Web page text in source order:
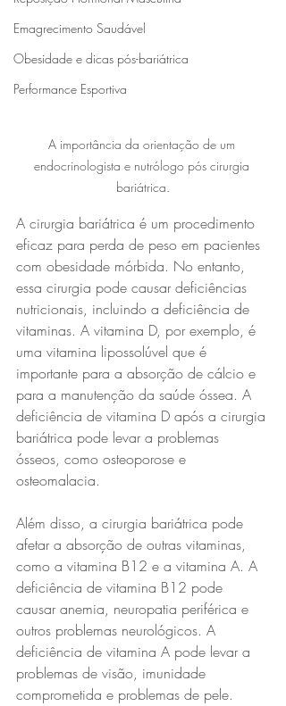
Emagrecimento Saudável
Obesidade e dicas pós-bariátrica
Performance Esportiva
A importância da orientação de um
endocrinologista e nutrólogo pós cirurgia
bariátrica.
A cirurgia bariátrica é um procedimento
eficaz para perda de peso em pacientes
com obesidade mórbida. No entanto,
essa cirurgia pode causar deficiências
nutricionais, incluindo a deficiência de
vitaminas. A vitamina D, por exemplo, é
uma vitamina lipossolúvel que é
importante para a absorção de cálcio e
para a manutenção da saúde óssea. A
deficiência de vitamina D após a cirurgia
bariátrica pode levar a problemas
ósseos, como osteoporose e
osteomalacia.
Além disso, a cirurgia bariátrica pode
afetar a absorção de outras vitaminas,
como a vitamina B12 e a vitamina A. A
deficiência de vitamina B12 pode
causar anemia, neuropatia periférica e
outros problemas neurológicos. A
deficiência de vitamina A pode levar a
problemas de visão, imunidade
comprometida e problemas de pele.